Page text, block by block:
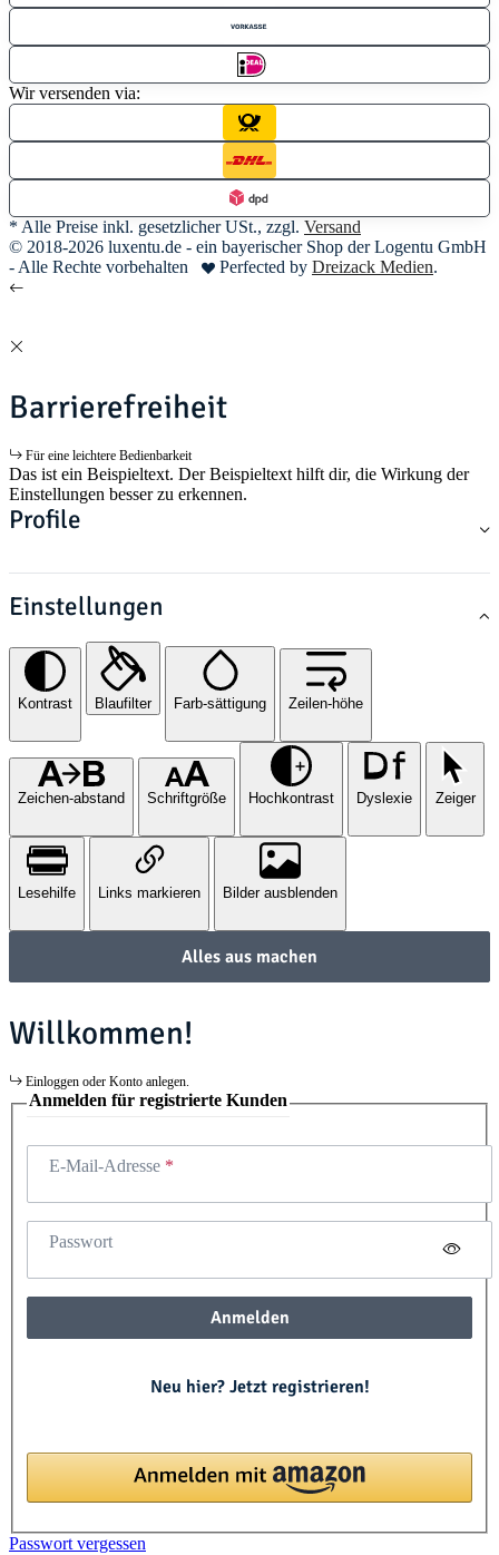
Wir versenden via:
* Alle Preise inkl. gesetzlicher USt., zzgl. Versand
© 2018-2026 luxentu.de - ein bayerischer Shop der Logentu GmbH
- Alle Rechte vorbehalten
Perfected by Dreizack Medien.
Barrierefreiheit
Für eine leichtere Bedienbarkeit
Das ist ein Beispieltext. Der Beispieltext hilft dir, die Wirkung der
Einstellungen besser zu erkennen.
Profile
Einstellungen
Kontrast Blaufilter Farb-sättigung Zeilen-höhe
Zeichen-abstand Schriftgröße Hochkontrast Dyslexie Zeiger
Lesehilfe Links markieren Bilder ausblenden
Alles aus machen
Willkommen!
Einloggen oder Konto anlegen.
Anmelden für registrierte Kunden
E-Mail-Adresse
Passwort
Anmelden
Neu hier? Jetzt registrieren!
Passwort vergessen